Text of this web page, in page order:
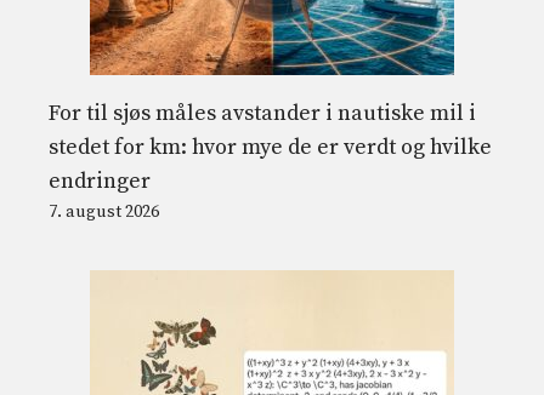
For til sjøs måles avstander i nautiske mil i
stedet for km: hvor mye de er verdt og hvilke
endringer
7. august 2026